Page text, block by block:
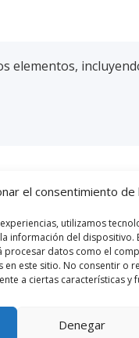
el consentimiento de
utilizamos
información del dispositivo.
datos como el
en este sitio. No consentir o
a ciertas características y
Denegar
elementos,